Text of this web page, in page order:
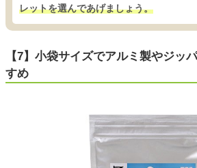
レットを選んであげましょう。
【7】小袋サイズでアルミ製やジッ
すめ